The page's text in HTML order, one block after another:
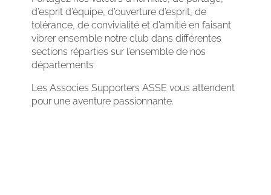
d’esprit d’équipe, d’ouverture d’esprit, de
tolérance, de convivialité et d’amitié en faisant
vibrer ensemble notre club dans différentes
sections réparties sur l’ensemble de nos
départements
Les Associes Supporters ASSE vous attendent
pour une aventure passionnante.